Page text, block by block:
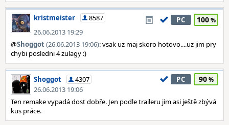
kristmeister
8587
26.06.2013 19:29
PC 100
@Shoggot(26.06.2013 19:06): vsak uz maj skoro hotovo....uz jim pry
chybi posledni 4 zulagy :)
Shoggot
4307
26.06.2013 19:06
PC 90
Ten remake vypadá dost dobře. Jen podle traileru jim asi ještě zbývá
kus práce.